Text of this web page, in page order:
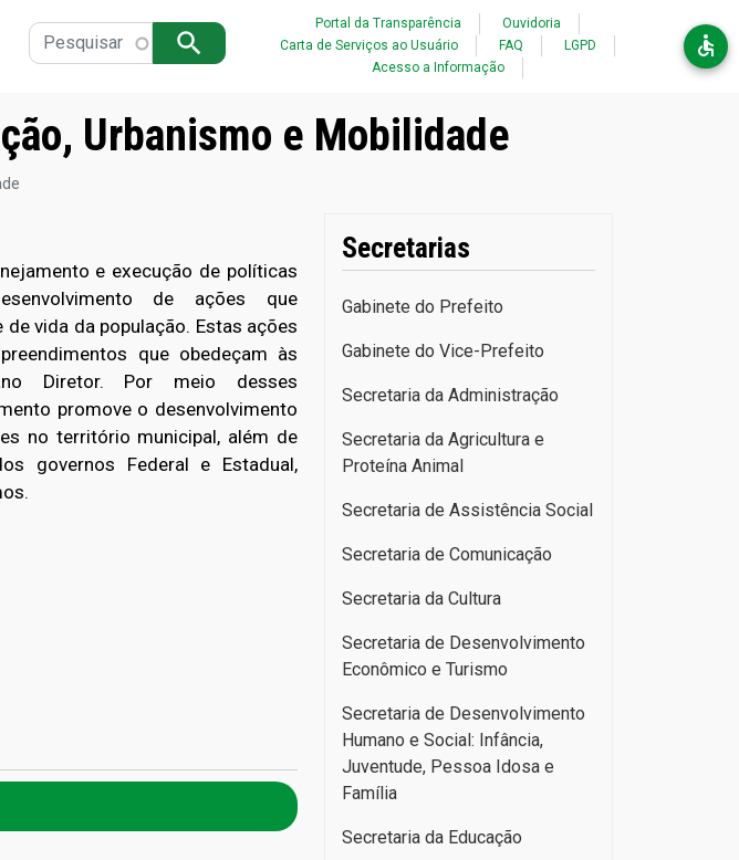
Apply Acessibilidade
Portal da Transparência
Ouvidoria
Carta de Serviços ao Usuário
FAQ
LGPD
Acesso a Informação
Urbanismo e Mobilidade
e execução de políticas
de ações que
vida da população. Estas ações
que obedeçam às
Diretor. Por meio desses
promove o desenvolvimento
no território municipal, além de
governos Federal e Estadual,
Secretarias
Gabinete do Prefeito
Gabinete do Vice-Prefeito
Secretaria da Administração
Secretaria da Agricultura e
Proteína Animal
Secretaria de Assistência Social
Secretaria de Comunicação
Secretaria da Cultura
Secretaria de Desenvolvimento
Econômico e Turismo
Secretaria de Desenvolvimento
Humano e Social: Infância,
Juventude, Pessoa Idosa e
Família
Secretaria da Educação